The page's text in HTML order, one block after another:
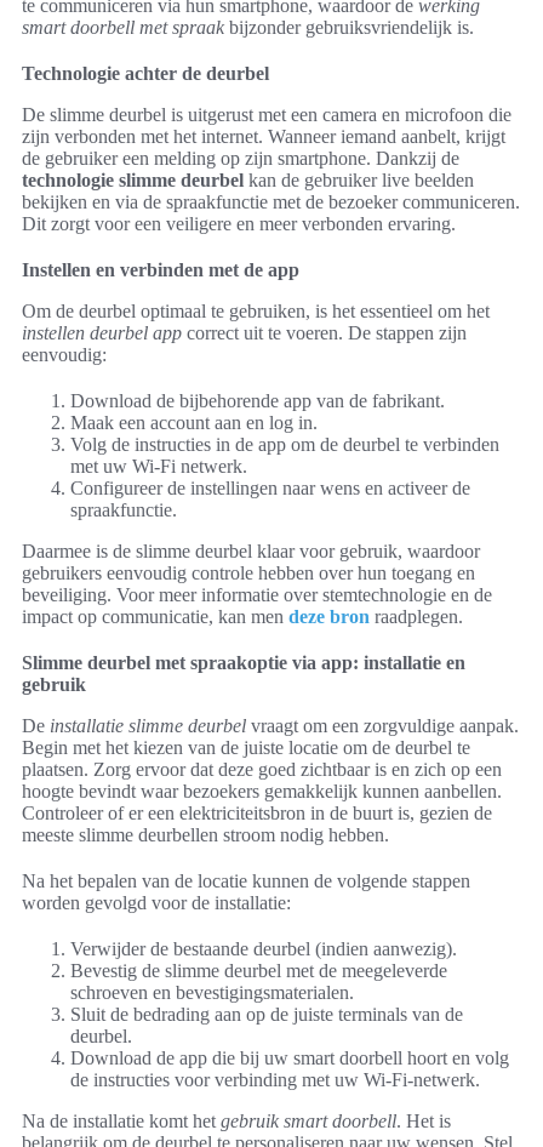
te communiceren via hun smartphone, waardoor de werking
smart doorbell met spraak bijzonder gebruiksvriendelijk is.
Technologie achter de deurbel
De slimme deurbel is uitgerust met een camera en microfoon die
zijn verbonden met het internet. Wanneer iemand aanbelt, krijgt
de gebruiker een melding op zijn smartphone. Dankzij de
technologie slimme deurbel kan de gebruiker live beelden
bekijken en via de spraakfunctie met de bezoeker communiceren.
Dit zorgt voor een veiligere en meer verbonden ervaring.
Instellen en verbinden met de app
Om de deurbel optimaal te gebruiken, is het essentieel om het
instellen deurbel app correct uit te voeren. De stappen zijn
eenvoudig:
Download de bijbehorende app van de fabrikant.
Maak een account aan en log in.
Volg de instructies in de app om de deurbel te verbinden
met uw Wi-Fi netwerk.
Configureer de instellingen naar wens en activeer de
spraakfunctie.
Daarmee is de slimme deurbel klaar voor gebruik, waardoor
gebruikers eenvoudig controle hebben over hun toegang en
beveiliging. Voor meer informatie over stemtechnologie en de
impact op communicatie, kan men deze bron raadplegen.
Slimme deurbel met spraakoptie via app: installatie en
gebruik
De installatie slimme deurbel vraagt om een zorgvuldige aanpak.
Begin met het kiezen van de juiste locatie om de deurbel te
plaatsen. Zorg ervoor dat deze goed zichtbaar is en zich op een
hoogte bevindt waar bezoekers gemakkelijk kunnen aanbellen.
Controleer of er een elektriciteitsbron in de buurt is, gezien de
meeste slimme deurbellen stroom nodig hebben.
Na het bepalen van de locatie kunnen de volgende stappen
worden gevolgd voor de installatie:
Verwijder de bestaande deurbel (indien aanwezig).
Bevestig de slimme deurbel met de meegeleverde
schroeven en bevestigingsmaterialen.
Sluit de bedrading aan op de juiste terminals van de
deurbel.
Download de app die bij uw smart doorbell hoort en volg
de instructies voor verbinding met uw Wi-Fi-netwerk.
Na de installatie komt het gebruik smart doorbell. Het is